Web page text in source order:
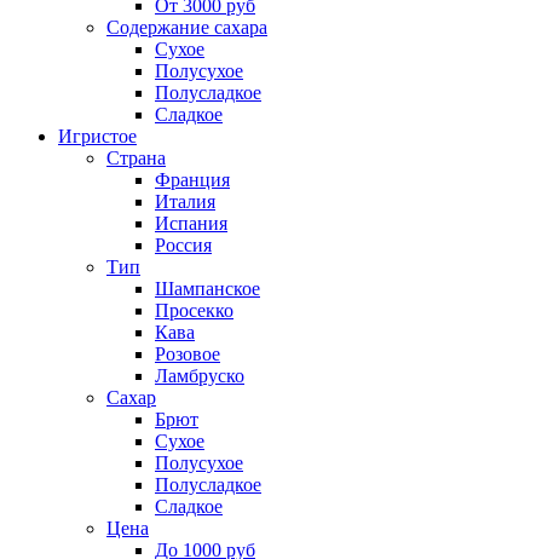
От 3000 руб
Содержание сахара
Сухое
Полусухое
Полусладкое
Сладкое
Игристое
Страна
Франция
Италия
Испания
Россия
Тип
Шампанское
Просекко
Кава
Розовое
Ламбруско
Сахар
Брют
Сухое
Полусухое
Полусладкое
Сладкое
Цена
До 1000 руб